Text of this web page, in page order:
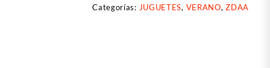
Categorías: JUGUETES, VERANO,ZDAA